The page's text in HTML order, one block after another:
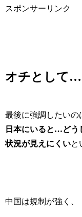
スポンサーリンク
オチとして…
最後に強調したいの
日本にいると…どう
状況が見えにくいと
中国は規制が強く、